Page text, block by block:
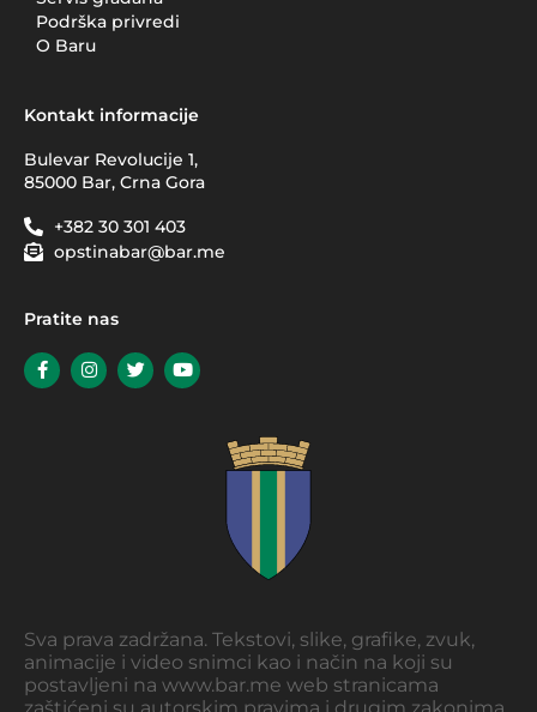
Podrška privredi
O Baru
Kontakt informacije
Bulevar Revolucije 1,
85000 Bar, Crna Gora
+382 30 301 403
opstinabar@bar.me
Pratite nas
Sva prava zadržana. Tekstovi, slike, grafike, zvuk,
animacije i video snimci kao i način na koji su
postavljeni na www.bar.me web stranicama